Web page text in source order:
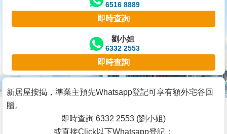
業
主
宅
谷
按
6516 8889
即時查詢
劉小姐
6332 2553
即時查詢
新居屋按揭，準業主預先Whatsapp登記可享有額外宅谷回
贈。
即時查詢 6332 2553 (劉小姐)
或直接Click以下Whatsapp登記：